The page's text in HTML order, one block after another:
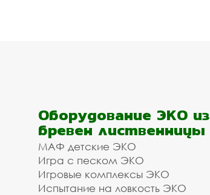
Оборудование ЭКО из
бревен лиственницы
МАФ детские ЭКО
Игра с песком ЭКО
Игровые комплексы ЭКО
Испытание на ловкость ЭКО